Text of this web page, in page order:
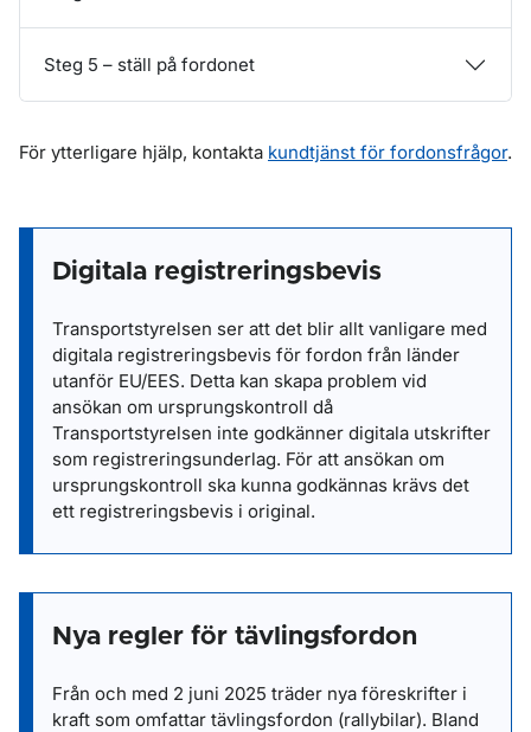
Steg 5 – ställ på fordonet
För ytterligare hjälp, kontakta kundtjänst för fordonsfrågor.
Digitala registreringsbevis
Transportstyrelsen ser att det blir allt vanligare med
digitala registreringsbevis för fordon från länder
utanför EU/EES. Detta kan skapa problem vid
ansökan om ursprungskontroll då
Transportstyrelsen inte godkänner digitala utskrifter
som registreringsunderlag. För att ansökan om
ursprungskontroll ska kunna godkännas krävs det
ett registreringsbevis i original.
Nya regler för tävlingsfordon
Från och med 2 juni 2025 träder nya föreskrifter i
kraft som omfattar tävlingsfordon (rallybilar). Bland